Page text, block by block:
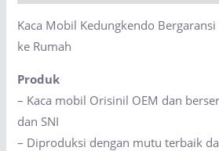
|
Bisa
ke
Rumah
quantity
Kaca Mobil Kedungkendo
ke Rumah
Produk
– Kaca mobil Orisinil OEM dan
dan SNI
– Diproduksi dengan mutu terbaik